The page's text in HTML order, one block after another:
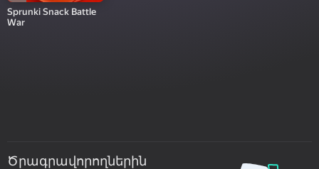
Sprunki Snack Battle
War
Ծրագրավորողներին